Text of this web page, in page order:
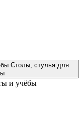
Столы, стулья для